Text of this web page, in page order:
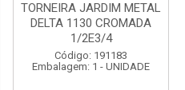
TORNEIRA JARDIM METAL
DELTA 1130 CROMADA
1/2E3/4
Código: 191183
Embalagem: 1 - UNIDADE